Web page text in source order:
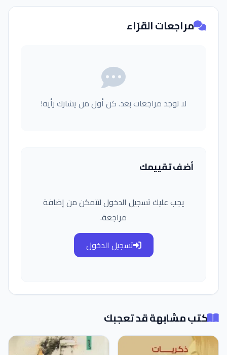
مراجعات القرّاء
لا توجد مراجعات بعد. كن أول من يشارك رأيه!
أضف تقييمك
يجب عليك تسجيل الدخول لتتمكن من إضافة
مراجعة.
تسجيل الدخول
كتب مشابهة قد تعجبك